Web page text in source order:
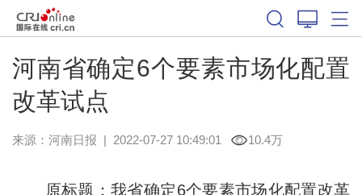
河南省确定6个要素市场化配置
改革试点
来源： 河南日报 | 2022-07-27 10:49:01 10.4万
原标题：我省确定6个要素市场化配置改革